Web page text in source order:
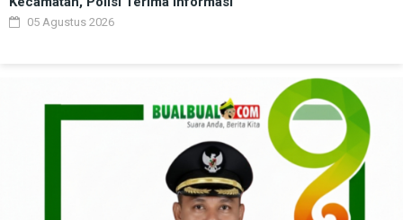
05 Agustus 2026